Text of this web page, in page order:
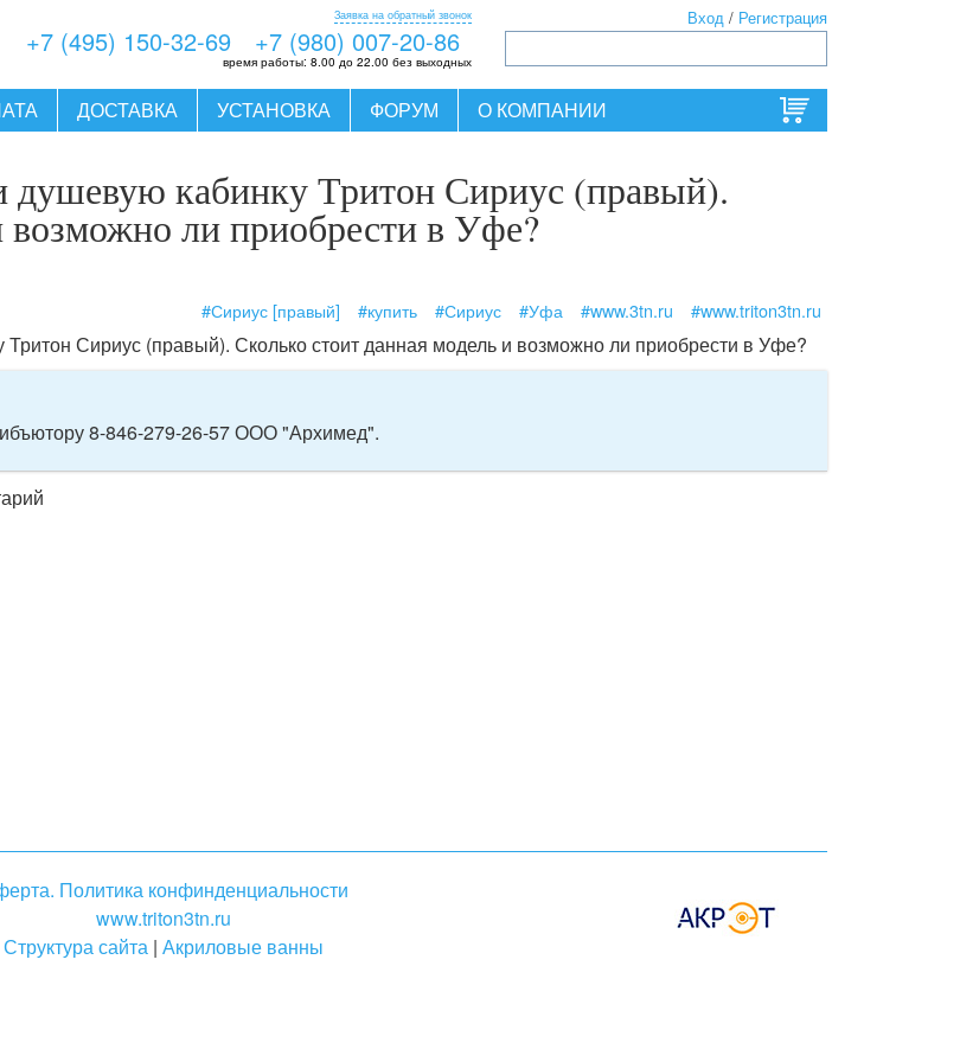
+7 (495) 150-32-69 +7 (980) 007-20-86
Заявка на обратный звонок
время работы: 8.00 до 22.00 без выходных
Вход / Регистрация
ДОСТАВКА УСТАНОВКА ФОРУМ О КОМПАНИИ
душевую кабинку Тритон Сириус (правый).
возможно ли приобрести в Уфе?
#Сириус [правый]
#купить #Сириус #Уфа #www.3tn.ru #www.triton3tn.ru
Сириус (правый). Сколько стоит данная модель и возможно ли приобрести в Уфе?
8-846-279-26-57 ООО "Архимед".
Политика конфинденциальности
www.triton3tn.ru
Структура сайта | Акриловые ванны